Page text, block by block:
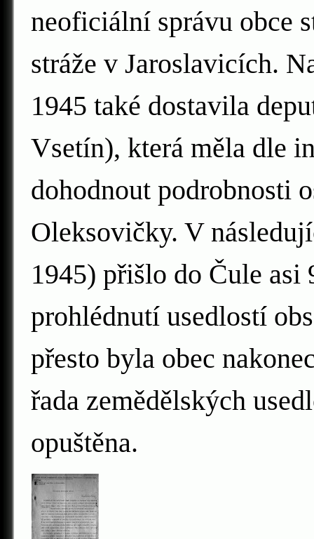
neoficiální správu obce
stráže v Jaroslavicích.
1945 také dostavila
Vsetín), která měla dle
dohodnout podrobnosti
Oleksovičky. V
1945) přišlo do Čule asi
prohlédnutí usedlostí
přesto byla obec
řada zemědělských
opuštěna.